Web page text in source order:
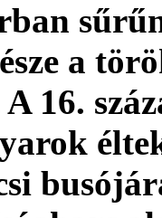
a
16.